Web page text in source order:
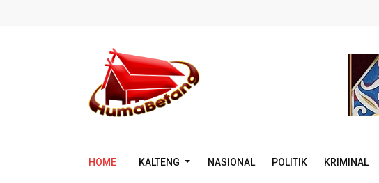
HOME KALTENG NASIONAL POLITIK KRIMINAL